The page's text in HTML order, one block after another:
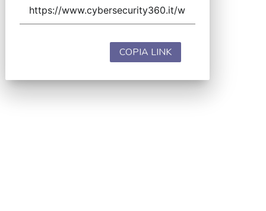
COPIA LINK